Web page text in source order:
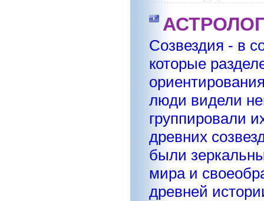
Созвездия - в
которые
люди видели
группировали
древних
были
мира и
древней